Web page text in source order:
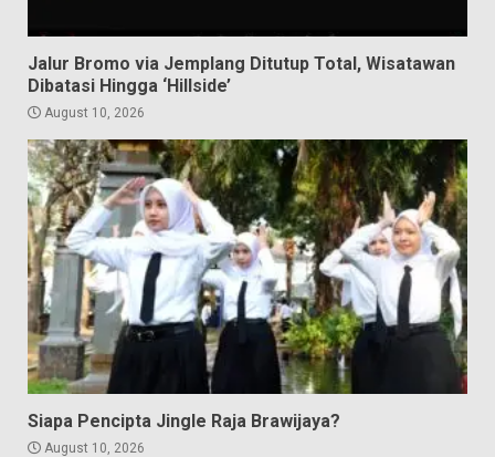
Jalur Bromo via Jemplang Ditutup Total, Wisatawan
Dibatasi Hingga ‘Hillside’
August 10, 2026
Siapa Pencipta Jingle Raja Brawijaya?
August 10, 2026